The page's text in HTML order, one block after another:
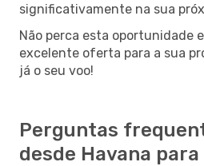
significativamente na sua
Não perca esta oportunidade
excelente oferta para a sua
já o seu voo!
Perguntas
desde Havana